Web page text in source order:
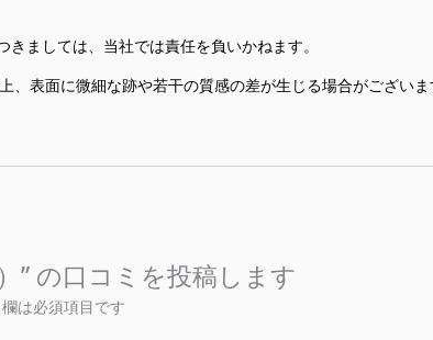
ましては、当社では責任を負いかねます。
、表面に微細な跡や若干の質感の差が生じる場合がございま
” の口コミを投稿します
は必須項目です